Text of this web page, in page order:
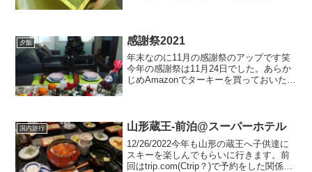
いたのか！でも、...
夕飯 感謝祭2021
年末なのに11月の感謝祭のアップです笑
今年の感謝祭は11月24日でした。あらか
じめAmazonでターキーを買っておいたの
ょうどい...
国内旅行 山形蔵王-前泊@スーパーホテル
12/26/2022今年も山形の蔵王へ子供達に
スキーを楽しんでもらいに行きます。前
回はtrip.com(Ctrip？)で予約をした関係で